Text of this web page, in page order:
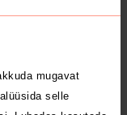
mugavat
selle